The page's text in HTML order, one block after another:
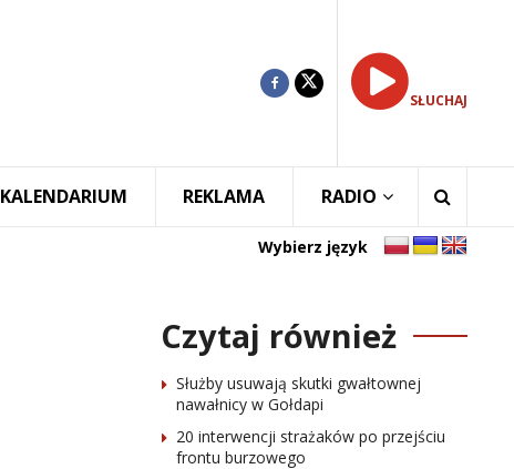
SŁUCHAJ
KALENDARIUM REKLAMA RADIO
Wybierz język
Czytaj również
Służby usuwają skutki gwałtownej
nawałnicy w Gołdapi
20 interwencji strażaków po przejściu
frontu burzowego